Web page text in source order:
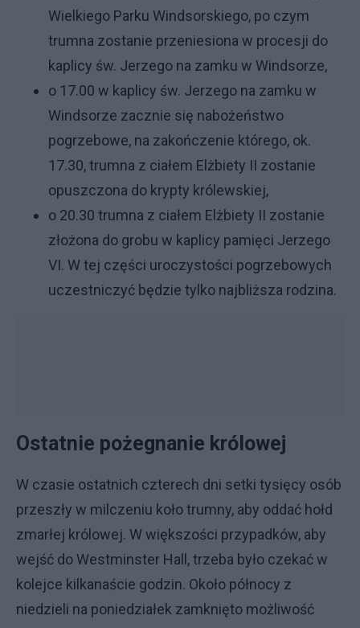
Wielkiego Parku Windsorskiego, po czym
trumna zostanie przeniesiona w procesji do
kaplicy św. Jerzego na zamku w Windsorze,
o 17.00 w kaplicy św. Jerzego na zamku w
Windsorze zacznie się nabożeństwo
pogrzebowe, na zakończenie którego, ok.
17.30, trumna z ciałem Elżbiety II zostanie
opuszczona do krypty królewskiej,
o 20.30 trumna z ciałem Elżbiety II zostanie
złożona do grobu w kaplicy pamięci Jerzego
VI. W tej części uroczystości pogrzebowych
uczestniczyć będzie tylko najbliższa rodzina.
Ostatnie pożegnanie królowej
W czasie ostatnich czterech dni setki tysięcy osób
przeszły w milczeniu koło trumny, aby oddać hołd
zmarłej królowej. W większości przypadków, aby
wejść do Westminster Hall, trzeba było czekać w
kolejce kilkanaście godzin. Około północy z
niedzieli na poniedziałek zamknięto możliwość